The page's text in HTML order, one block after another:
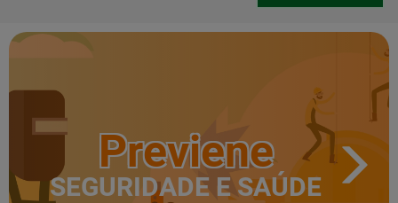
Previene
SEGURIDADE E SAÚDE